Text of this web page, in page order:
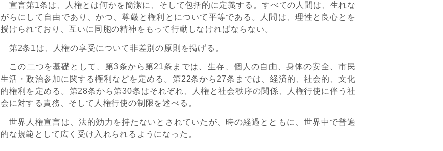
宣言第1条は、人権とは何かを簡潔に、そして包括的に定義する。すべての人間は、生れな
がらにして自由であり、かつ、尊厳と権利とについて平等である。人間は、理性と良心とを
授けられており、互いに同胞の精神をもって行動しなければならない。
第2条1は、人権の享受について非差別の原則を掲げる。
この二つを基礎として、第3条から第21条までは、生存、個人の自由、身体の安全、市民
生活・政治参加に関する権利などを定める。第22条から27条までは、経済的、社会的、文化
的権利を定める。第28条から第30条はそれぞれ、人権と社会秩序の関係、人権行使に伴う社
会に対する責務、そして人権行使の制限を述べる。
世界人権宣言は、法的効力を持たないとされていたが、時の経過とともに、世界中で普遍
的な規範として広く受け入れられるようになった。